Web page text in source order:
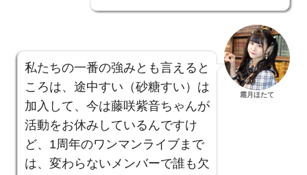
私たちの一番の強みとも言えると
ころは、途中すい（砂糖すい）は
加入して、今は藤咲紫音ちゃんが
活動をお休みしているんですけ
ど、1周年のワンマンライブまで
は、変わらないメンバーで誰も欠
霜月ほたて